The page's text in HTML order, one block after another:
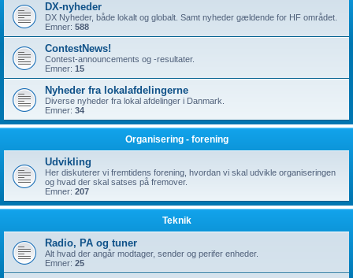
DX-nyheder
DX Nyheder, både lokalt og globalt. Samt nyheder gældende for HF området.
Emner: 588
ContestNews!
Contest-announcements og -resultater.
Emner: 15
Nyheder fra lokalafdelingerne
Diverse nyheder fra lokal afdelinger i Danmark.
Emner: 34
Organisering - forening
Udvikling
Her diskuterer vi fremtidens forening, hvordan vi skal udvikle organiseringen
og hvad der skal satses på fremover.
Emner: 207
Teknik
Radio, PA og tuner
Alt hvad der angår modtager, sender og perifer enheder.
Emner: 25